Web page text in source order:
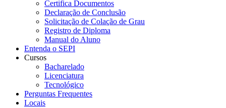
Certifica Documentos
Declaração de Conclusão
Solicitação de Colação de Grau
Registro de Diploma
Manual do Aluno
Entenda o SEPI
Cursos
Bacharelado
Licenciatura
Tecnológico
Perguntas Frequentes
Locais